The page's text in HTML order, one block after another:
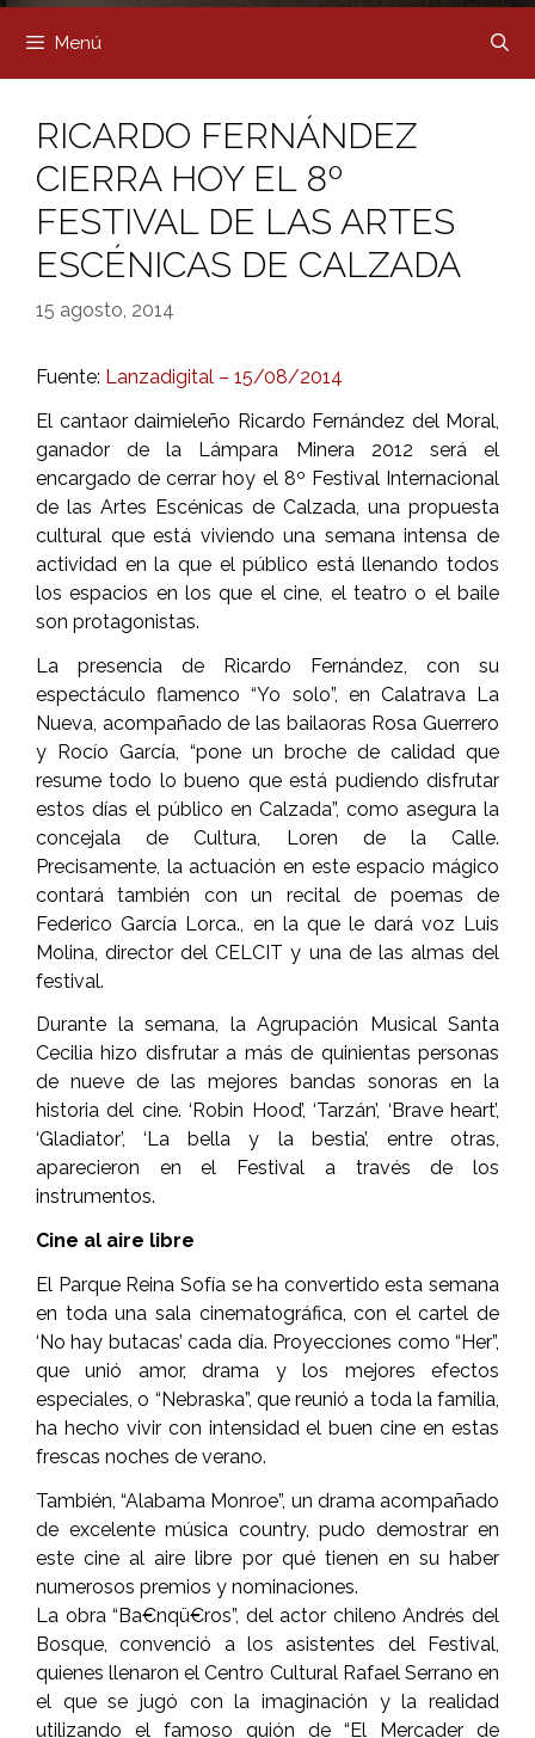
Menú
RICARDO FERNÁNDEZ
CIERRA HOY EL 8º
FESTIVAL DE LAS ARTES
ESCÉNICAS DE CALZADA
15 agosto, 2014
Fuente: Lanzadigital – 15/08/2014
El cantaor daimieleño Ricardo Fernández del Moral,
ganador de la Lámpara Minera 2012 será el
encargado de cerrar hoy el 8º Festival Internacional
de las Artes Escénicas de Calzada, una propuesta
cultural que está viviendo una semana intensa de
actividad en la que el público está llenando todos
los espacios en los que el cine, el teatro o el baile
son protagonistas.
La presencia de Ricardo Fernández, con su
espectáculo flamenco “Yo solo”, en Calatrava La
Nueva, acompañado de las bailaoras Rosa Guerrero
y Rocío García, “pone un broche de calidad que
resume todo lo bueno que está pudiendo disfrutar
estos días el público en Calzada”, como asegura la
concejala de Cultura, Loren de la Calle.
Precisamente, la actuación en este espacio mágico
contará también con un recital de poemas de
Federico García Lorca., en la que le dará voz Luis
Molina, director del CELCIT y una de las almas del
festival.
Durante la semana, la Agrupación Musical Santa
Cecilia hizo disfrutar a más de quinientas personas
de nueve de las mejores bandas sonoras en la
historia del cine. ‘Robin Hood’, ‘Tarzán’, ‘Brave heart’,
‘Gladiator’, ‘La bella y la bestia’, entre otras,
aparecieron en el Festival a través de los
instrumentos.
Cine al aire libre
El Parque Reina Sofía se ha convertido esta semana
en toda una sala cinematográfica, con el cartel de
‘No hay butacas’ cada día. Proyecciones como “Her”,
que unió amor, drama y los mejores efectos
especiales, o “Nebraska”, que reunió a toda la familia,
ha hecho vivir con intensidad el buen cine en estas
frescas noches de verano.
También, “Alabama Monroe”, un drama acompañado
de excelente música country, pudo demostrar en
este cine al aire libre por qué tienen en su haber
numerosos premios y nominaciones.
La obra “Ba€nqü€ros”, del actor chileno Andrés del
Bosque, convenció a los asistentes del Festival,
quienes llenaron el Centro Cultural Rafael Serrano en
el que se jugó con la imaginación y la realidad
utilizando el famoso guión de “El Mercader de